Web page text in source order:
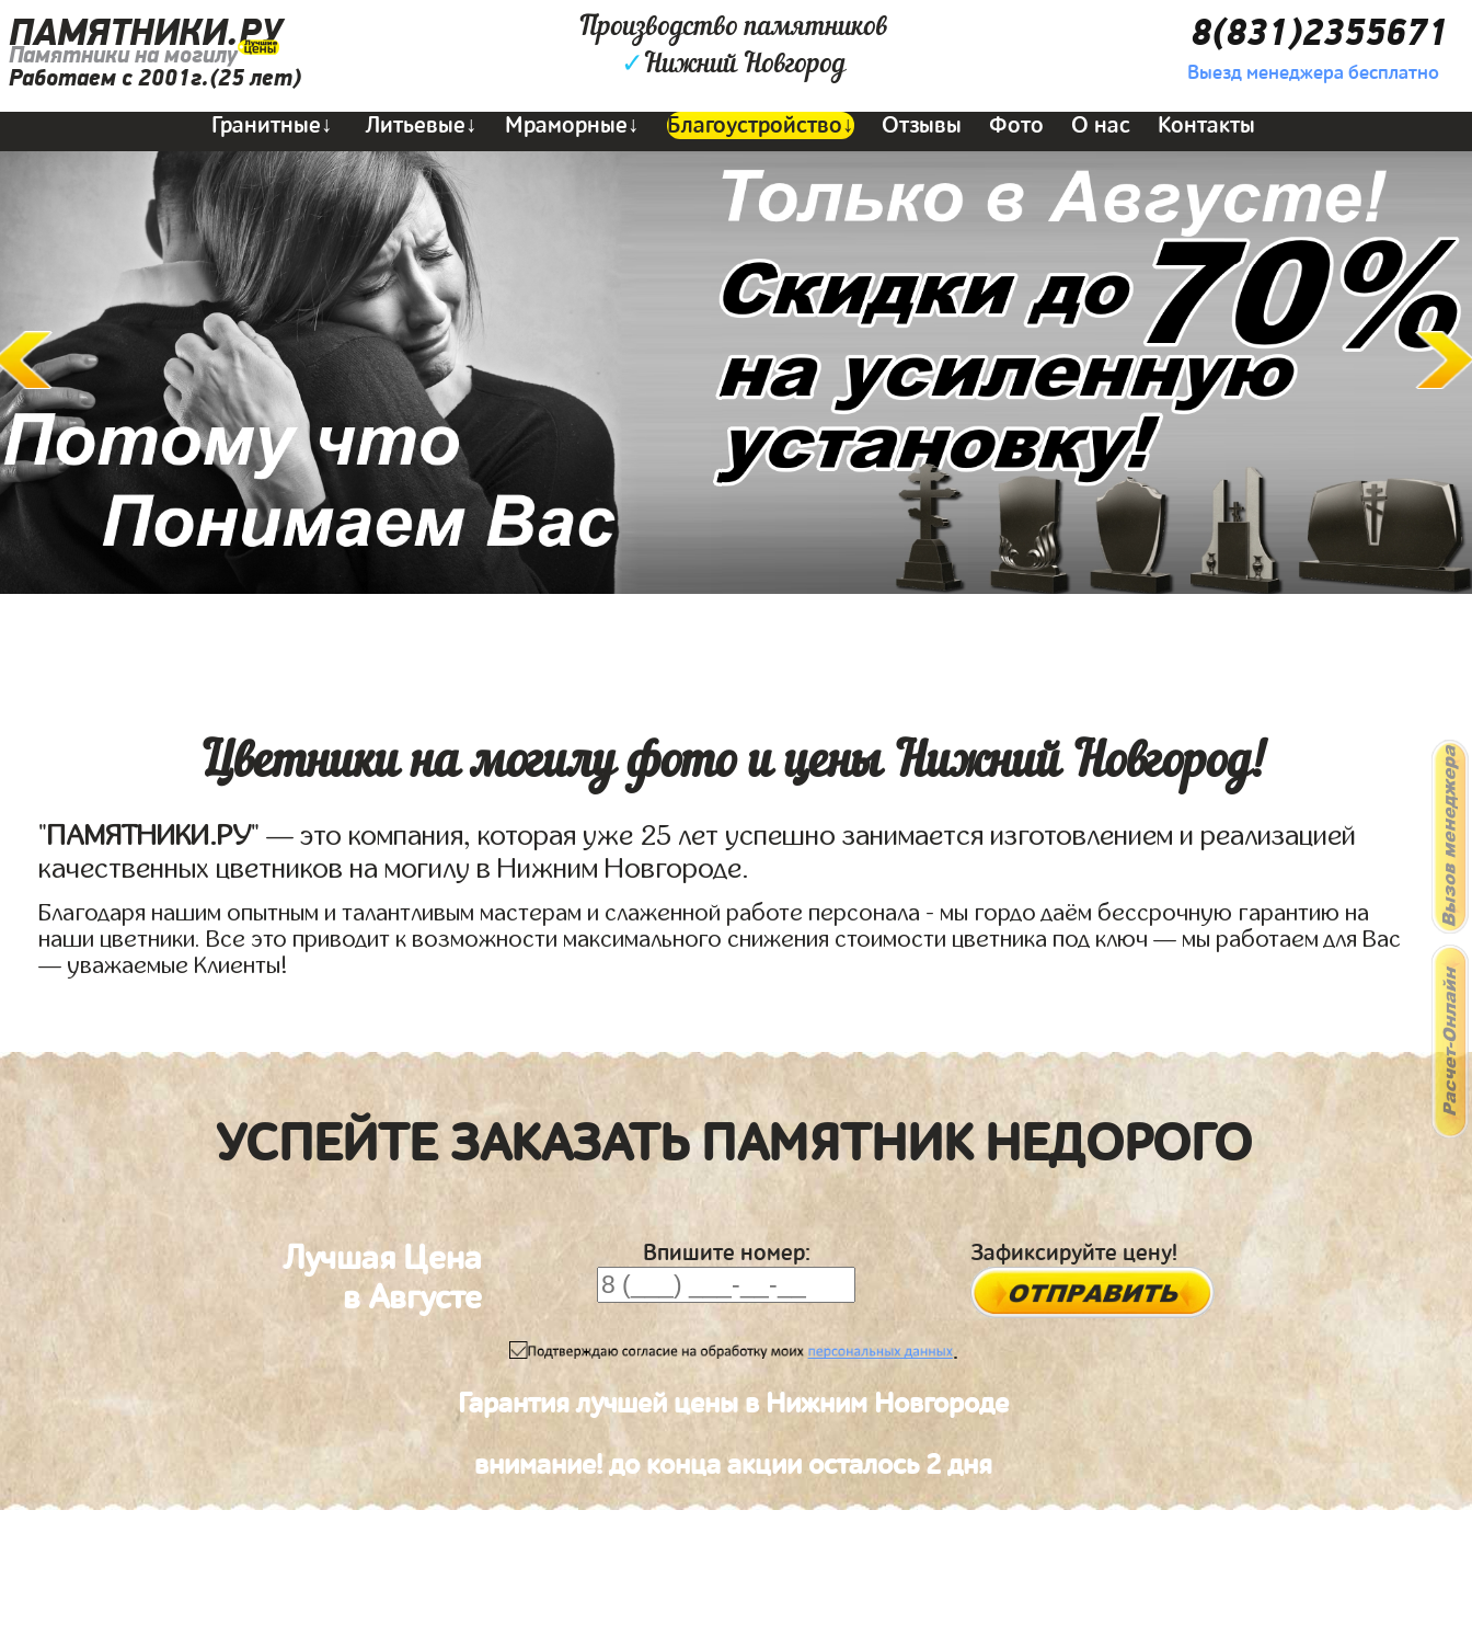
ПАМЯТНИКИ.РУ
Памятники на могилу
Работаем с 2001г.(25 лет)
Производство памятников
✓Нижний Новгород
8(831)2355671
Выезд менеджера бесплатно
Гранитные↓ Литьевые↓ Мраморные↓ Благоустройство↓ Отзывы Фото О нас Контакты
Цветники на могилу фото и цены Нижний Новгород!
"ПАМЯТНИКИ.РУ" — это компания, которая уже 25 лет успешно занимается изготовлением и реализацией
качественных цветников на могилу в Нижним Новгороде.
Благодаря нашим опытным и талантливым мастерам и слаженной работе персонала - мы гордо даём бессрочную гарантию на
наши цветники. Все это приводит к возможности максимального снижения стоимости цветника под ключ — мы работаем для Вас
— уважаемые Клиенты!
УСПЕЙТЕ ЗАКАЗАТЬ ПАМЯТНИК НЕДОРОГО
Лучшая Цена
в Августе
Впишите номер: Зафиксируйте цену!
.
Гарантия лучшей цены в Нижним Новгороде
внимание! до конца акции осталось 2 дня